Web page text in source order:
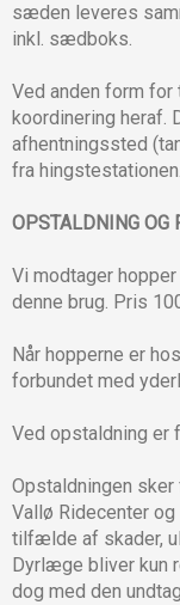
sæden leveres
inkl. sædboks.
Ved anden form
koordinering heraf.
afhentningssted
fra hingstestationen.
OPSTALDNING OG
Vi modtager
denne brug. Pris
Når hopperne er
forbundet med
Ved opstaldning er
Opstaldningen
Vallø Ridecenter
tilfælde af skader,
Dyrlæge bliver kun
dog med den